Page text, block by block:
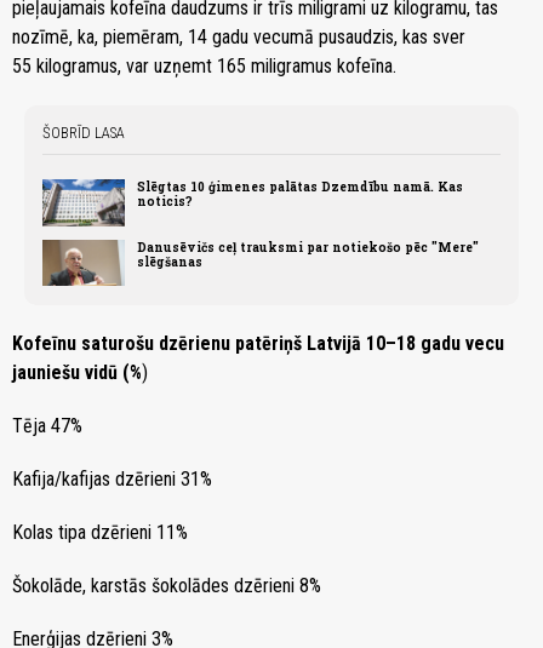
pieļaujamais kofeīna daudzums ir trīs miligrami uz kilogramu, tas
nozīmē, ka, piemēram, 14 gadu vecumā pusaudzis, kas sver
55 kilogramus, var uzņemt 165 miligramus kofeīna.
ŠOBRĪD LASA
Slēgtas 10 ģimenes palātas Dzemdību namā. Kas
noticis?
Danusēvičs ceļ trauksmi par notiekošo pēc "Mere"
slēgšanas
Kofeīnu saturošu dzērienu patēriņš Latvijā 10–18 gadu vecu
jauniešu vidū (%)
Tēja 47%
Kafija/kafijas dzērieni 31%
Kolas tipa dzērieni 11%
Šokolāde, karstās šokolādes dzērieni 8%
Enerģijas dzērieni 3%